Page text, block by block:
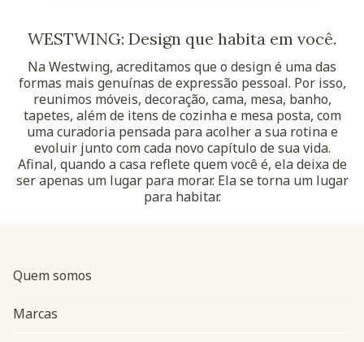
WESTWING: Design que habita em você.
Na Westwing, acreditamos que o design é uma das
formas mais genuínas de expressão pessoal. Por isso,
reunimos móveis, decoração, cama, mesa, banho,
tapetes, além de itens de cozinha e mesa posta, com
uma curadoria pensada para acolher a sua rotina e
evoluir junto com cada novo capítulo de sua vida.
Afinal, quando a casa reflete quem você é, ela deixa de
ser apenas um lugar para morar. Ela se torna um lugar
para habitar.
Quem somos
Marcas